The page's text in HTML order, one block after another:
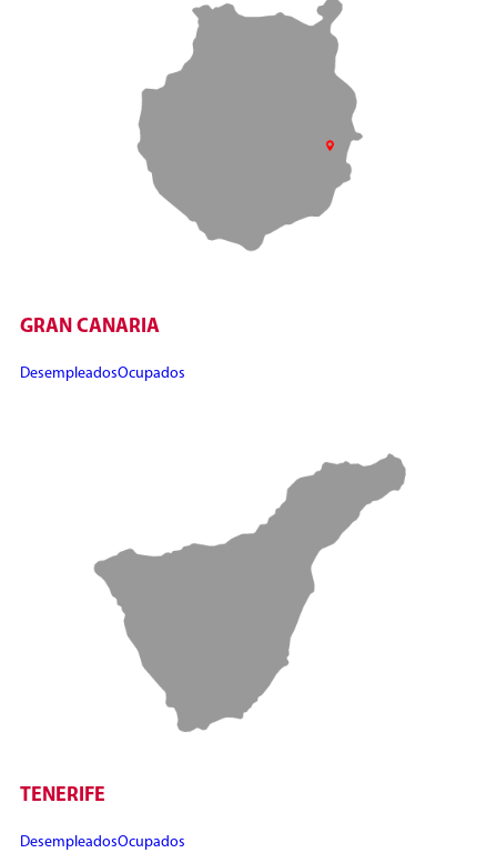
GRAN CANARIA
DesempleadosOcupados
TENERIFE
DesempleadosOcupados